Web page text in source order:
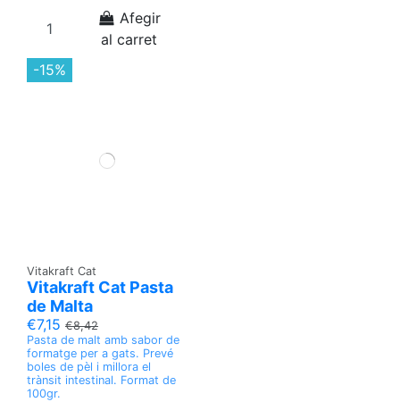
Afegir
al carret
-15%
Vitakraft Cat
Vitakraft Cat Pasta
de Malta
€7,15 €8,42
Pasta de malt amb sabor de
formatge per a gats. Prevé
boles de pèl i millora el
trànsit intestinal. Format de
100gr.